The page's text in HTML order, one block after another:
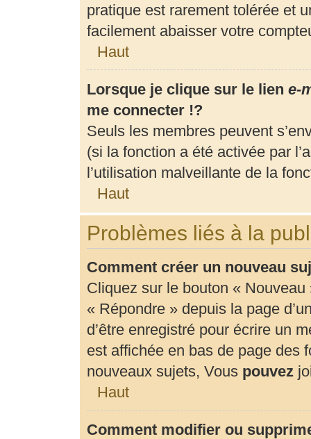
pratique est rarement tolérée et
facilement abaisser votre
Haut
Lorsque je clique sur le lien e-
me connecter !?
Seuls les membres peuvent
(si la fonction a été activée par
l’utilisation malveillante de la
Haut
Problèmes liés à la
Comment créer un nouveau
Cliquez sur le bouton « Nouveau
« Répondre » depuis la page
d’être enregistré pour écrire un
est affichée en bas de page des
nouveaux sujets, Vous pouvez
Haut
Comment modifier ou